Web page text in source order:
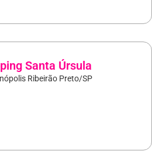
Santa Úrsula
Ribeirão Preto/SP